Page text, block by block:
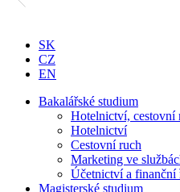
SK
CZ
EN
Bakalářské studium
Hotelnictví, cestovní
Hotelnictví
Cestovní ruch
Marketing ve
Účetnictví a
Magisterské studium